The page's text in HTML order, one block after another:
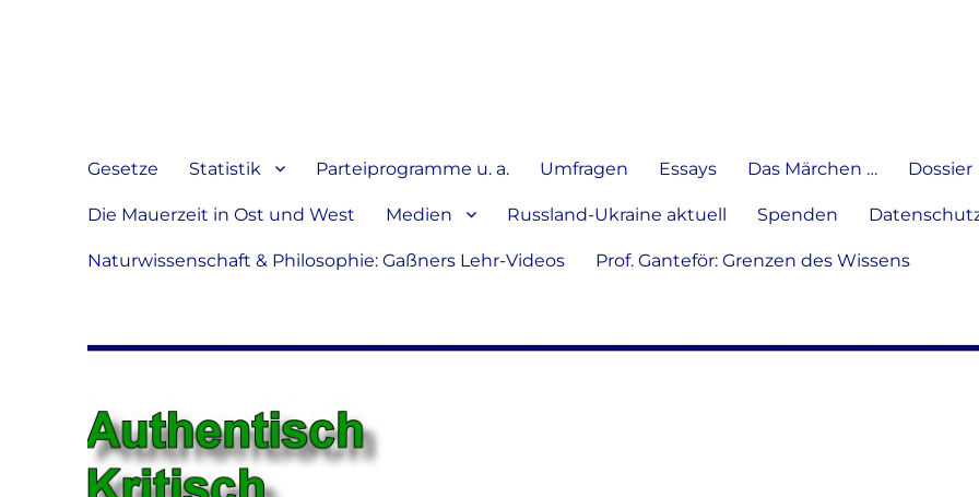
verbreiten
Gesetze Statistik Parteiprogramme u. a. Umfragen Essays Das Märchen … Dossier
Die Mauerzeit in Ost und West Medien Russland-Ukraine aktuell Spenden
Naturwissenschaft & Philosophie: Gaßners Lehr-Videos Prof. Ganteför: Grenzen des Wissens